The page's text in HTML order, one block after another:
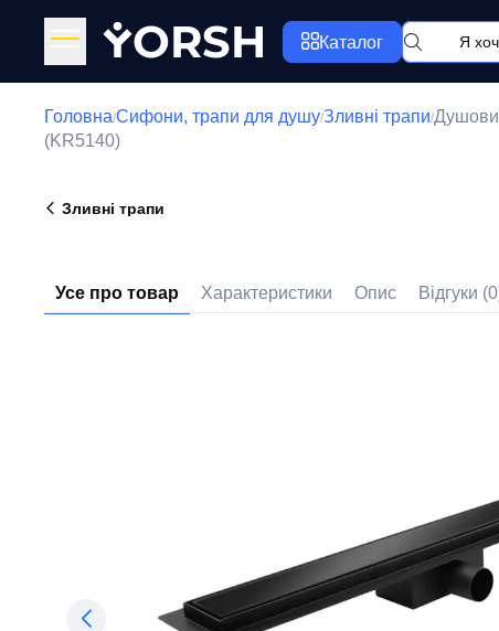
YORSH Каталог
Головна/Сифони, трапи для душу/Зливні трапи/
(KR5140)
Зливні трапи
Усе про товар Характеристики Опис Відгуки